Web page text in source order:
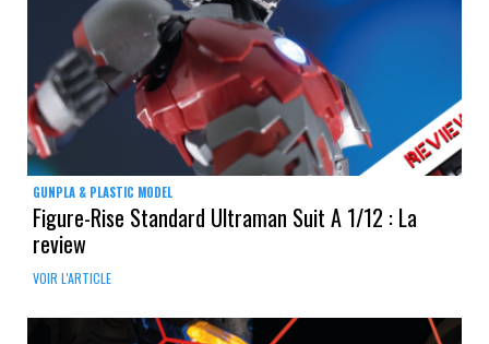
GUNPLA & PLASTIC MODEL
Figure-Rise Standard Ultraman Suit A 1/12 : La
review
VOIR L'ARTICLE